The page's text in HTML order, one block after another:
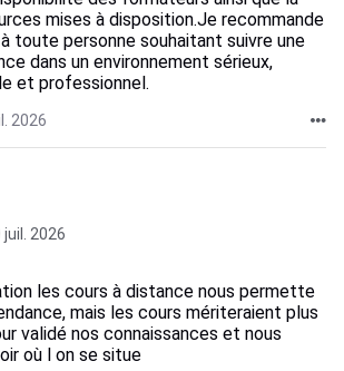
mises à disposition.Je recommande
toute personne souhaitant suivre une
dans un environnement sérieux,
et professionnel.
2026
juil. 2026
les cours à distance nous permette
mais les cours mériteraient plus
validé nos connaissances et nous
où l on se situe